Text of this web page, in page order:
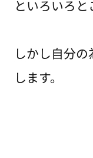
といろいろと
しかし自分
します。